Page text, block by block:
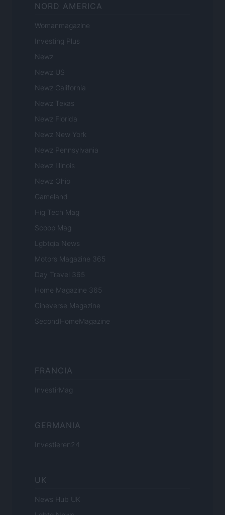
NORD AMERICA
Womanmagazine
Investing Plus
Newz
Newz US
Newz California
Newz Texas
Newz Florida
Newz New York
Newz Pennsylvania
Newz Illinois
Newz Ohio
Gameland
Hig Tech Mag
Scoop Mag
Lgbtqia News
Motors Magazine 365
Day Travel 365
Home Magazine 365
Cineverse Magazine
SecondHomeMagazine
FRANCIA
InvestirMag
GERMANIA
Investieren24
UK
News Hub UK